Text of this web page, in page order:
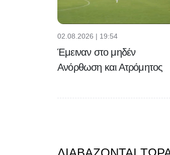
02.08.2026 | 19:54
Έμειναν στο μηδέν
Ανόρθωση και Ατρόμητος